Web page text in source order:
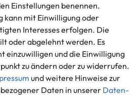
Widerrufs­recht
Vertrag widerrufen
Zahlungsmöglichkeiten
Einstellungen benennen.
kann mit Einwilligung oder
Interesses erfolgen. Die
oder abgelehnt werden. Es
einzuwilligen und die Einwilligung
zu ändern oder zu widerrufen.
und weitere Hinweise zur
Daten in unserer Daten­